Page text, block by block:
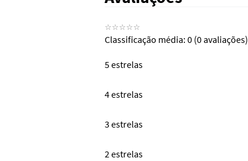
☆☆☆☆☆
Classificação média: 0 (0 avaliações)
5 estrelas
4 estrelas
3 estrelas
2 estrelas